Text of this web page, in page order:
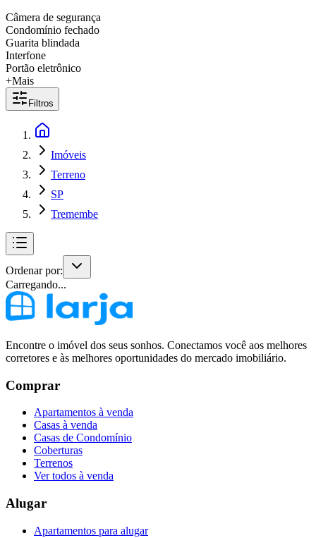
Câmera de segurança
Condomínio fechado
Guarita blindada
Interfone
Portão eletrônico
+Mais
Filtros
Imóveis
Terreno
SP
Tremembe
Ordenar por:
Carregando...
Encontre o imóvel dos seus sonhos. Conectamos você aos melhores
corretores e às melhores oportunidades do mercado imobiliário.
Comprar
Apartamentos à venda
Casas à venda
Casas de Condomínio
Coberturas
Terrenos
Ver todos à venda
Alugar
Apartamentos para alugar